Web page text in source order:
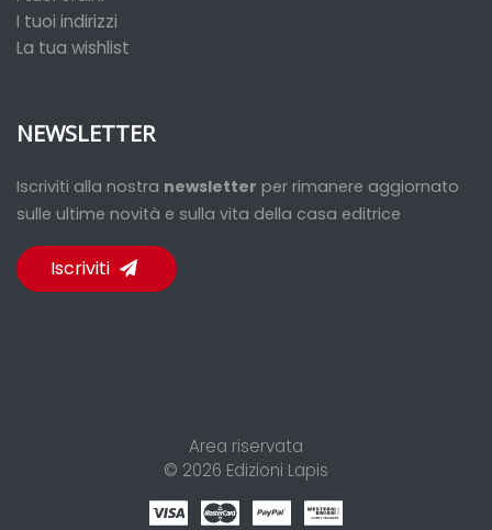
I tuoi indirizzi
La tua wishlist
NEWSLETTER
Iscriviti alla nostra newsletter per rimanere aggiornato
sulle ultime novità e sulla vita della casa editrice
Iscriviti
Area riservata
© 2026 Edizioni Lapis